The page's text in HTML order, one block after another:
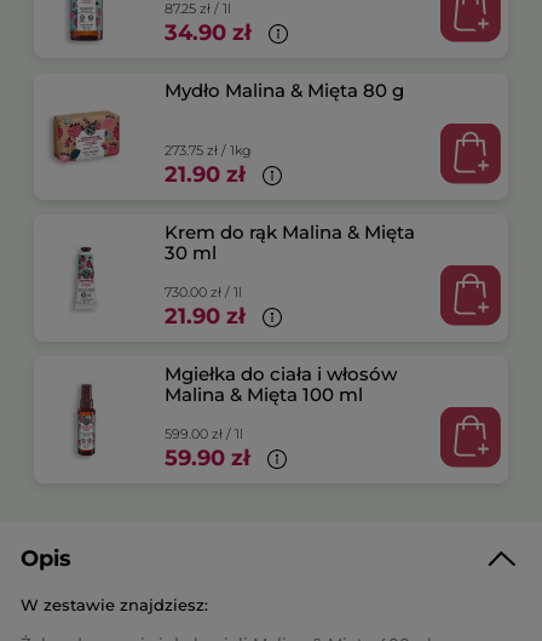
87.25 zł / 1l
34.90 zł
Mydło Malina & Mięta 80 g
273.75 zł / 1kg
21.90 zł
Krem do rąk Malina & Mięta
30 ml
730.00 zł / 1l
21.90 zł
Mgiełka do ciała i włosów
Malina & Mięta 100 ml
599.00 zł / 1l
59.90 zł
Opis
W zestawie znajdziesz: